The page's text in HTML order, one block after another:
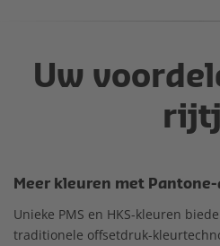
Uw
Meer kleuren met
Unieke PMS en HKS-kleuren
traditionele offsetdruk-